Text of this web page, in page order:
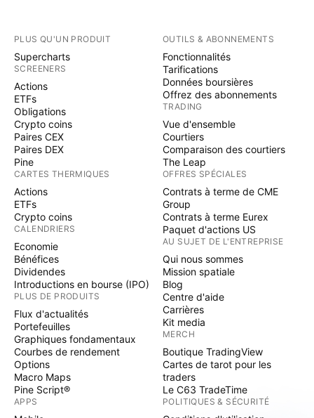
PLUS QU'UN PRODUIT
Supercharts
SCREENERS
Actions
ETFs
Obligations
Crypto coins
Paires CEX
Paires DEX
Pine
CARTES THERMIQUES
Actions
ETFs
Crypto coins
CALENDRIERS
Economie
Bénéfices
Dividendes
Introductions en bourse (IPO)
PLUS DE PRODUITS
Flux d'actualités
Portefeuilles
Graphiques fondamentaux
Courbes de rendement
Options
Macro Maps
Pine Script®
APPS
OUTILS & ABONNEMENTS
Fonctionnalités
Tarifications
Données boursières
Offrez des abonnements
TRADING
Vue d'ensemble
Courtiers
Comparaison des courtiers
The Leap
OFFRES SPÉCIALES
Contrats à terme de CME
Group
Contrats à terme Eurex
Paquet d'actions US
AU SUJET DE L'ENTREPRISE
Qui nous sommes
Mission spatiale
Blog
Centre d'aide
Carrières
Kit media
MERCH
Boutique TradingView
Cartes de tarot pour les
traders
Le C63 TradeTime
POLITIQUES & SÉCURITÉ